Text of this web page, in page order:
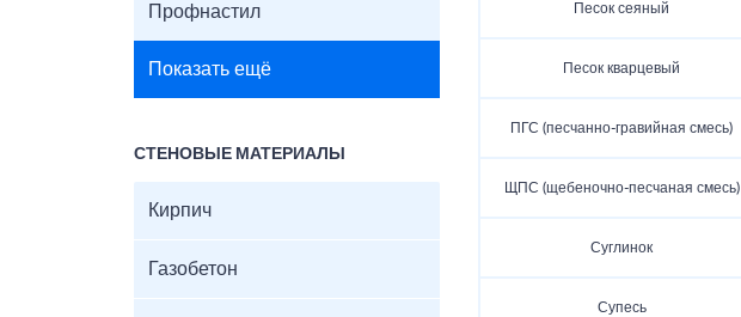
Профнастил
Показать ещё
СТЕНОВЫЕ МАТЕРИАЛЫ
Кирпич
Газобетон
Песок сеяный
Песок кварцевый
ПГС (песчанно-гравийная смесь)
ЩПС (щебеночно-песчаная смесь)
Суглинок
Супесь